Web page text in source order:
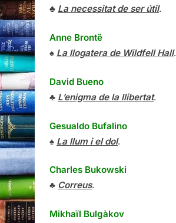
♣ La necessitat de ser útil.
Anne Brontë
♠ La llogatera de Wildfell Hall.
David Bueno
♣ L’enigma de la llibertat.
Gesualdo Bufalino
♠ La llum i el dol.
Charles Bukowski
♣ Correus.
Mikhaïl Bulgàkov